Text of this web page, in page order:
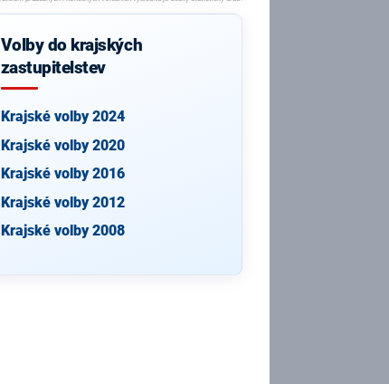
Volby do krajských
zastupitelstev
Krajské volby 2024
Krajské volby 2020
Krajské volby 2016
Krajské volby 2012
Krajské volby 2008